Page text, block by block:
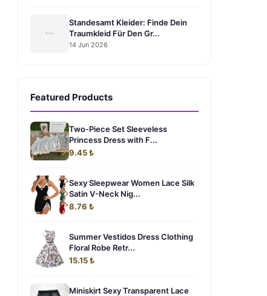
Standesamt Kleider: Finde Dein
Traumkleid Für Den Gr...
14 Jun 2026
Featured Products
Two-Piece Set Sleeveless
Princess Dress with F...
9.45 ₺
Sexy Sleepwear Women Lace Silk
Satin V-Neck Nig...
8.76 ₺
Summer Vestidos Dress Clothing
Floral Robe Retr...
15.15 ₺
Miniskirt Sexy Transparent Lace